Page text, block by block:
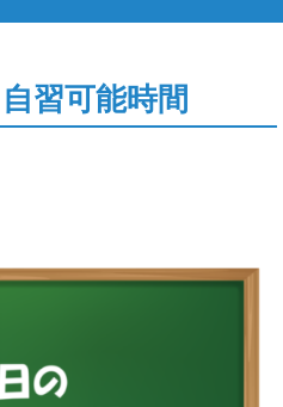
習可能時間